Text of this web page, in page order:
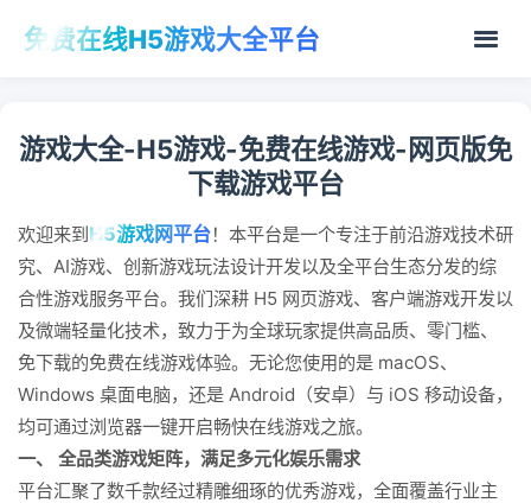
免费在线H5游戏大全平台
游戏大全-H5游戏-免费在线游戏-网页版免
下载游戏平台
欢迎来到H5游戏网平台！本平台是一个专注于前沿游戏技术研
究、AI游戏、创新游戏玩法设计开发以及全平台生态分发的综
合性游戏服务平台。我们深耕 H5 网页游戏、客户端游戏开发以
及微端轻量化技术，致力于为全球玩家提供高品质、零门槛、
免下载的免费在线游戏体验。无论您使用的是 macOS、
Windows 桌面电脑，还是 Android（安卓）与 iOS 移动设备，
均可通过浏览器一键开启畅快在线游戏之旅。
一、 全品类游戏矩阵，满足多元化娱乐需求
平台汇聚了数千款经过精雕细琢的优秀游戏，全面覆盖行业主